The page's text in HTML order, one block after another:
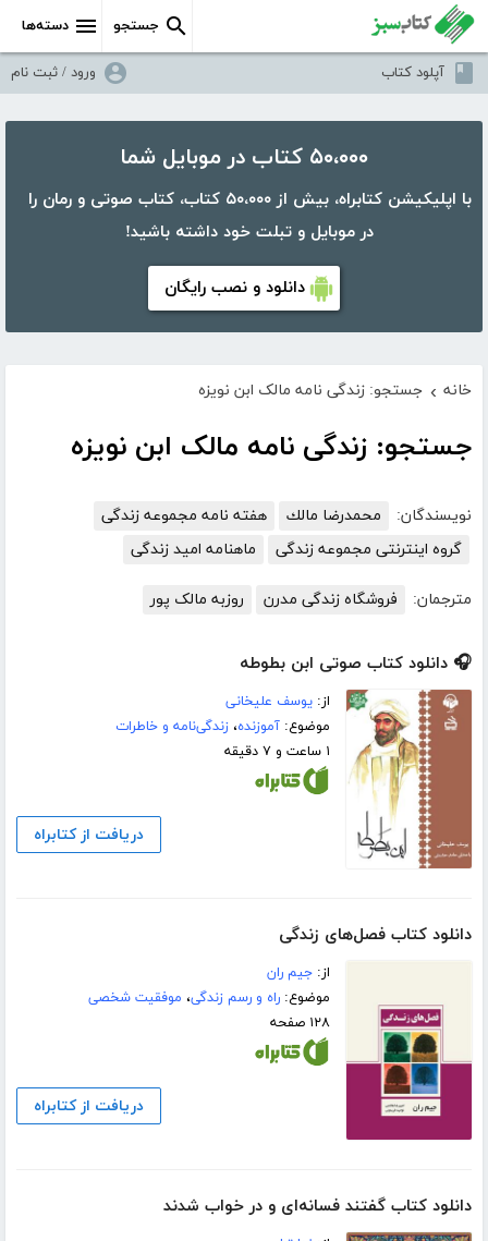
دسته‌ها جستجو
آپلود کتاب ورود / ثبت نام
۵۰،۰۰۰ کتاب در موبایل شما
با اپلیکیشن کتابراه، بیش از ۵۰،۰۰۰ کتاب، کتاب صوتی و رمان را
در موبایل و تبلت خود داشته باشید!
دانلود و نصب رایگان
خانه › جستجو: زندگی نامه مالک ابن نویزه
جستجو: زندگی نامه مالک ابن نویزه
نویسندگان: محمدرضا مالك‌
هفته نامه مجموعه زندگی
گروه اینترنتی مجموعه زندگی
ماهنامه امید زندگی
مترجمان: فروشگاه زندگی مدرن روزبه مالک پور
🎧 دانلود کتاب صوتی ابن بطوطه
از:یوسف علیخانی
موضوع:آموزنده،زندگی‌نامه و خاطرات
۱ ساعت و ۷ دقیقه
دریافت از کتابراه
دانلود کتاب فصل‌های زندگی
از:جیم ران
موضوع:راه و رسم زندگی، موفقیت شخصی
۱۲۸ صفحه
دریافت از کتابراه
دانلود کتاب گفتند فسانه‌ای و در خواب شدند